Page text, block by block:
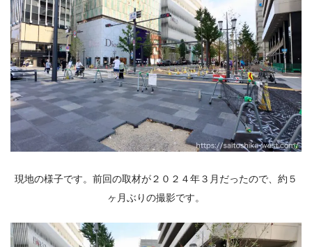
現地の様子です。前回の取材が２０２４年３月だったので、約５
ヶ月ぶりの撮影です。